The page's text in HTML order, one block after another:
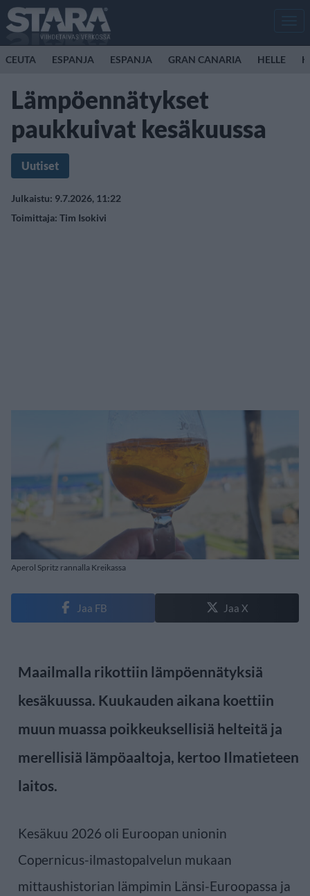
CEUTA ESPANJA ESPANJA GRAN CANARIA HELLE
Lämpöennätykset
paukkuivat kesäkuussa
Uutiset
Julkaistu: 9.7.2026, 11:22
Toimittaja: Tim Isokivi
Aperol Spritz rannalla Kreikassa
Jaa FB Jaa X
Maailmalla rikottiin lämpöennätyksiä
kesäkuussa. Kuukauden aikana koettiin
muun muassa poikkeuksellisiä helteitä ja
merellisiä lämpöaaltoja, kertoo Ilmatieteen
laitos.
Kesäkuu 2026 oli Euroopan unionin
Copernicus-ilmastopalvelun mukaan
mittaushistorian lämpimin Länsi-Euroopassa ja